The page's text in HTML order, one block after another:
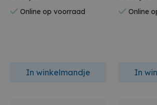
Online op voorraad
In winkelmandje
Online
In